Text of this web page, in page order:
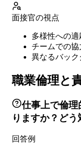
面接官の視点
多様性への
チームでの
異なるバッ
職業倫理と
仕事上で倫理
りますか？どう
回答例